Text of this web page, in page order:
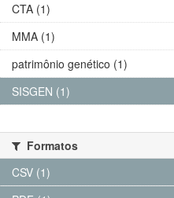
CTA (1)
MMA (1)
patrimônio genético (1)
SISGEN (1)
Formatos
CSV (1)